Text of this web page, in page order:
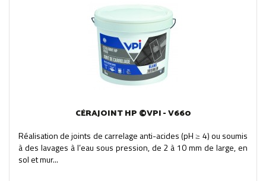
CÉRAJOINT HP ©VPI - V660
Réalisation de joints de carrelage anti-acides (pH ≥ 4) ou soumis
à des lavages à l’eau sous pression, de 2 à 10 mm de large, en
sol et mur...